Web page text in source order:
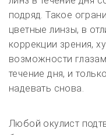
подряд. Такое
цветные линзы, в
коррекции зрения,
возможности
течение дня, и
надевать снова.
Любой окулист